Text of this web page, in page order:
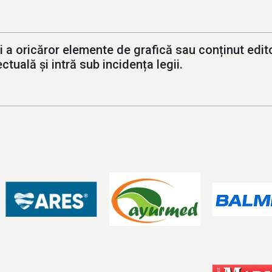
oricăror elemente de grafică sau conținut
și intră sub incidența legii.